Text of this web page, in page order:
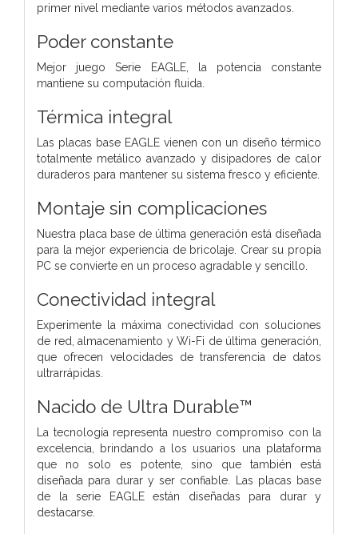
primer nivel mediante varios métodos avanzados.
Poder constante
Mejor juego Serie EAGLE, la potencia constante
mantiene su computación fluida.
Térmica integral
Las placas base EAGLE vienen con un diseño térmico
totalmente metálico avanzado y disipadores de calor
duraderos para mantener su sistema fresco y eficiente.
Montaje sin complicaciones
Nuestra placa base de última generación está diseñada
para la mejor experiencia de bricolaje. Crear su propia
PC se convierte en un proceso agradable y sencillo.
Conectividad integral
Experimente la máxima conectividad con soluciones
de red, almacenamiento y Wi-Fi de última generación,
que ofrecen velocidades de transferencia de datos
ultrarrápidas.
Nacido de Ultra Durable™
La tecnología representa nuestro compromiso con la
excelencia, brindando a los usuarios una plataforma
que no solo es potente, sino que también está
diseñada para durar y ser confiable. Las placas base
de la serie EAGLE están diseñadas para durar y
destacarse.